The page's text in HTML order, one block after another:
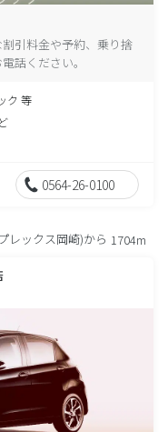
引料金や予約、乗り捨
話ください。
ク 等
0564-26-0100
レックス岡崎)から 1704m